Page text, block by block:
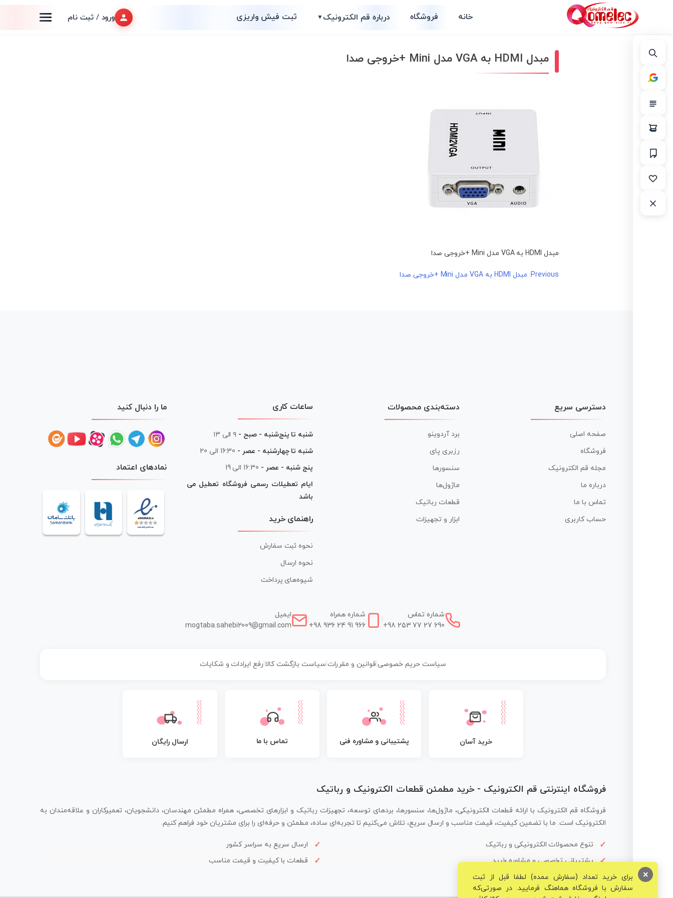
خانه فروشگاه درباره قم الکترونیک▼ ثبت فیش واریزی ورود / ثبت نام
مبدل HDMI به VGA مدل Mini +خروجی صدا
مبدل HDMI به VGA مدل Mini +خروجی صدا
راهبری
Previous: مبدل HDMI به VGA مدل Mini +خروجی صدا
دسترسی سریع
صفحه اصلی
فروشگاه
مجله قم الکترونیک
درباره ما
تماس با ما
حساب کاربری
دسته‌بندی محصولات
برد آردوینو
رزبری پای
سنسورها
ماژول‌ها
قطعات رباتیک
ابزار و تجهیزات
ساعات کاری
شنبه تا پنج‌شنبه - صبح - ۹ الی ۱۳
شنبه تا چهارشنبه - عصر - 16:30 الی 20
پنج شنبه - عصر - 16:30 الی 19
ایام تعطیلات رسمی فروشگاه تعطیل می
باشد
راهنمای خرید
نحوه ثبت سفارش
نحوه ارسال
شیوه‌های پرداخت
ما را دنبال کنید
نمادهای اعتماد
شماره تماس
+98 253 77 27 690
شماره همراه
+98 936 24 91 966
ایمیل
mogtaba.sahebi2009@gmail.com
سیاست حریم خصوصی| قوانین و مقررات سیاست بازگشت کالا رفع ایرادات و شکایات
خرید آسان پشتیبانی و مشاوره فنی تماس با ما ارسال رایگان
فروشگاه اینترنتی قم الکترونیک - خرید مطمئن قطعات الکترونیک و رباتیک
فروشگاه قم الکترونیک با ارائه قطعات الکترونیکی، ماژول‌ها، سنسورها، بردهای توسعه، تجهیزات رباتیک و ابزارهای تخصصی، همراه مطمئن مهندسان، دانشجویان، تعمیرکاران و علاقه‌مندان به
الکترونیک است. ما با تضمین کیفیت، قیمت مناسب و ارسال سریع، تلاش می‌کنیم تا تجربه‌ای ساده، مطمئن و حرفه‌ای را برای مشتریان خود فراهم کنیم.
تنوع محصولات الکترونیکی و رباتیک
ارسال سریع به سراسر کشور
پشتیبانی تخصصی و مشاوره خرید
قطعات با کیفیت و قیمت مناسب
برای خرید تعداد (سفارش عمده) لطفا قبل از ثبت
سفارش با فروشگاه هماهنگ فرمایید. در صورتی‌که
×